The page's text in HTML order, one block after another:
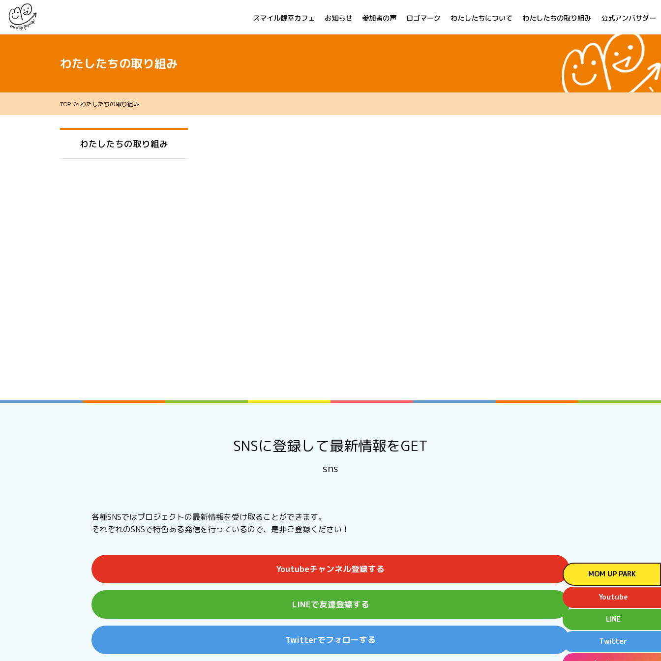
スマイル健幸カフェ お知らせ 参加者の声 ロゴマーク わたしたちについて わたしたちの取り組み 公式アンバサダー
わたしたちの取り組み
TOP > わたしたちの取り組み
わたしたちの取り組み
MOM UP PARK
Youtube
LINE
Twitter
SNSに登録して最新情報をGET
sns
各種SNSではプロジェクトの最新情報を受け取ることができます。
それぞれのSNSで特色ある発信を行っているので、是非ご登録ください！
Youtubeチャンネル登録する
LINEで友達登録する
Twitterでフォローする